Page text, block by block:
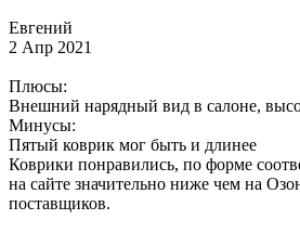
Евгений
2 Апр 2021
Плюсы:
Внешний нарядный вид в салоне,
Минусы:
Пятый коврик мог быть и длинее
Коврики понравились, по форме
на сайте значительно ниже чем на
поставщиков.